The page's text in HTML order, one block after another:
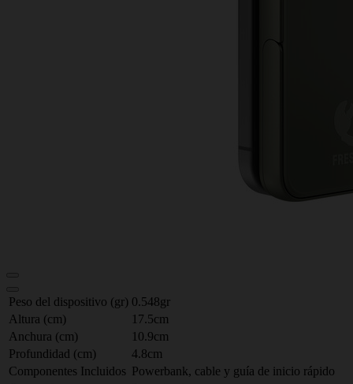
Peso del dispositivo (gr) 0.548gr
Altura (cm)
17.5cm
Anchura (cm)
10.9cm
Profundidad (cm)
4.8cm
Componentes Incluidos Powerbank, cable y guía de inicio rápido